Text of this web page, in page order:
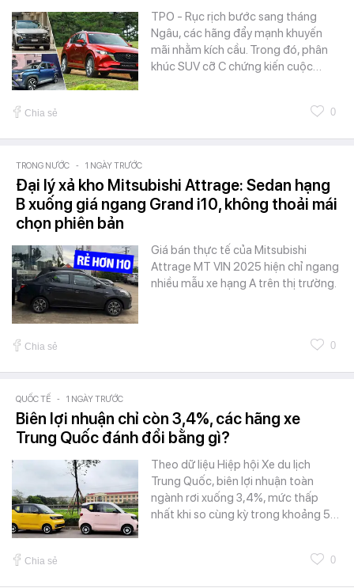
TPO - Rục rịch bước sang tháng
Ngâu, các hãng đẩy mạnh khuyến
mãi nhằm kích cầu. Trong đó, phân
khúc SUV cỡ C chứng kiến cuộc…
Chia sẻ 0
TRONG NƯỚC - 1 NGÀY TRƯỚC
Đại lý xả kho Mitsubishi Attrage: Sedan hạng
B xuống giá ngang Grand i10, không thoải mái
chọn phiên bản
Giá bán thực tế của Mitsubishi
Attrage MT VIN 2025 hiện chỉ ngang
nhiều mẫu xe hạng A trên thị trường.
Chia sẻ 0
QUỐC TẾ - 1 NGÀY TRƯỚC
Biên lợi nhuận chỉ còn 3,4%, các hãng xe
Trung Quốc đánh đổi bằng gì?
Theo dữ liệu Hiệp hội Xe du lịch
Trung Quốc, biên lợi nhuận toàn
ngành rơi xuống 3,4%, mức thấp
nhất khi so cùng kỳ trong khoảng 5…
Chia sẻ 0